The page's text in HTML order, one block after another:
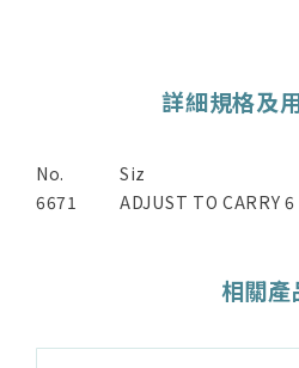
詳細規格及
No.
Siz
6671
ADJUST TO CARRY
相關產